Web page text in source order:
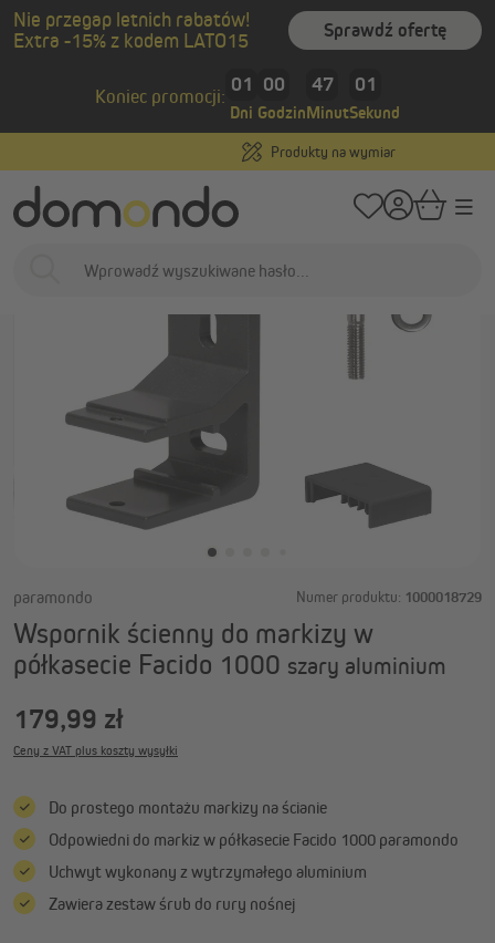
zawartości
Nie przegap letnich rabatów!
Extra -15% z kodem LATO15
Sprawdź ofertę
Koniec promocji: 01
Dni
00
Godzin
47
Minut
00
Sekund
Produkty na wymiar
Strona główna Osłony zewnętrzne Markizy / Akcesoria i części
paramondo Numer produktu: 1000018729
Wspornik ścienny do markizy w
półkasecie Facido 1000 szary aluminium
179,99 zł
Ceny z VAT plus koszty wysyłki
Do prostego montażu markizy na ścianie
Odpowiedni do markiz w półkasecie Facido 1000 paramondo
Uchwyt wykonany z wytrzymałego aluminium
Zawiera zestaw śrub do rury nośnej